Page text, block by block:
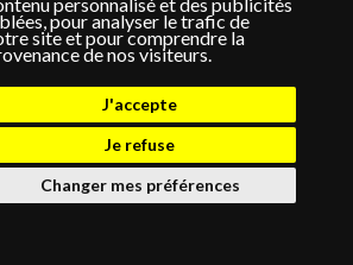
pour analyser le trafic de
site et pour comprendre la
de nos visiteurs.
J'accepte
Je refuse
Changer mes préférences
de la vente de pièces détachées
à Chaleur Panasonic et Sanyo